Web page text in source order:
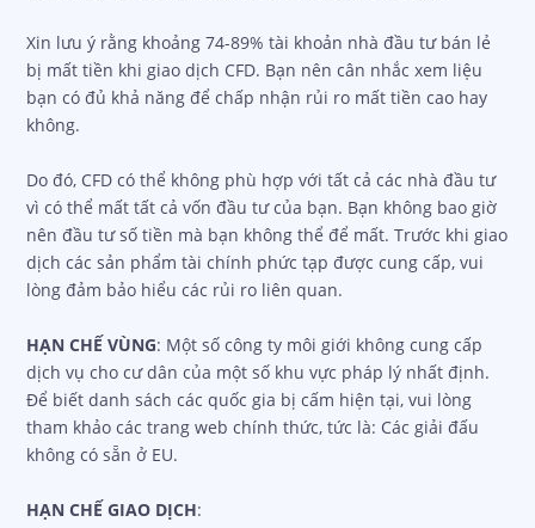
Xin lưu ý rằng khoảng 74-89% tài khoản nhà đầu tư bán lẻ
bị mất tiền khi giao dịch CFD. Bạn nên cân nhắc xem liệu
bạn có đủ khả năng để chấp nhận rủi ro mất tiền cao hay
không.
Do đó, CFD có thể không phù hợp với tất cả các nhà đầu tư
vì có thể mất tất cả vốn đầu tư của bạn. Bạn không bao giờ
nên đầu tư số tiền mà bạn không thể để mất. Trước khi giao
dịch các sản phẩm tài chính phức tạp được cung cấp, vui
lòng đảm bảo hiểu các rủi ro liên quan.
HẠN CHẾ VÙNG: Một số công ty môi giới không cung cấp
dịch vụ cho cư dân của một số khu vực pháp lý nhất định.
Để biết danh sách các quốc gia bị cấm hiện tại, vui lòng
tham khảo các trang web chính thức, tức là: Các giải đấu
không có sẵn ở EU.
HẠN CHẾ GIAO DỊCH: